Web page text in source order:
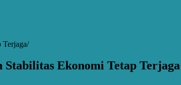
Ekonomi Tetap Terjaga